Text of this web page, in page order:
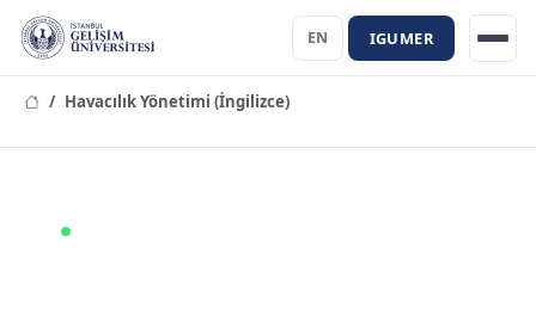
EN IGUMER
Havacılık Yönetimi (İngilizce)